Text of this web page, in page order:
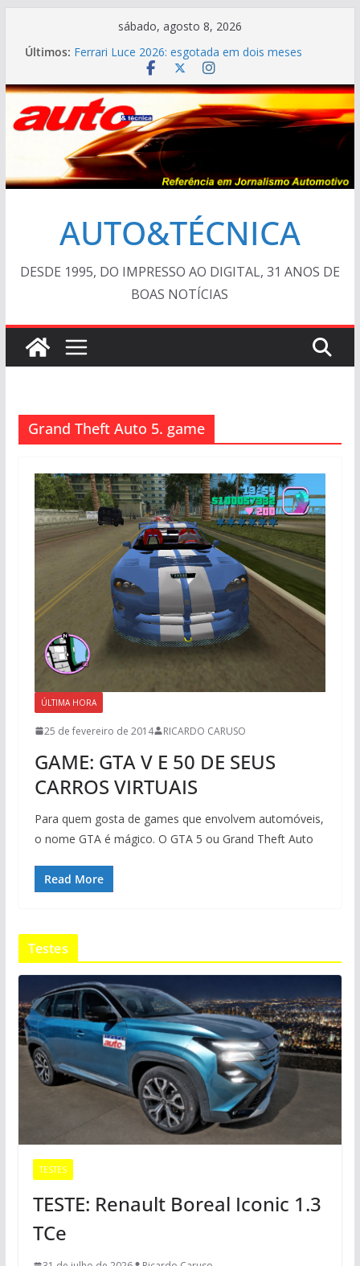
conteúdo
sábado, agosto 8, 2026
Últimos: Ferrari Luce 2026: esgotada em dois meses
TESTE – Ram Dakota Laramie 4×4
VÍDEO ESPECIAL: os antigos no “Poços Classic
Car 2026”
AUTO&TÉCNICA FILES #139 – Chevrolet Calibra
1993
Cristiano Ronaldo mostra sua garagem
AUTO&TÉCNICA
DESDE 1995, DO IMPRESSO AO DIGITAL, 31 ANOS DE
BOAS NOTÍCIAS
Grand Theft Auto 5. game
ÚLTIMA HORA
25 de fevereiro de 2014 RICARDO CARUSO
GAME: GTA V E 50 DE SEUS
CARROS VIRTUAIS
Para quem gosta de games que envolvem automóveis,
o nome GTA é mágico. O GTA 5 ou Grand Theft Auto
Read More
Testes
TESTES
TESTE: Renault Boreal Iconic 1.3
TCe